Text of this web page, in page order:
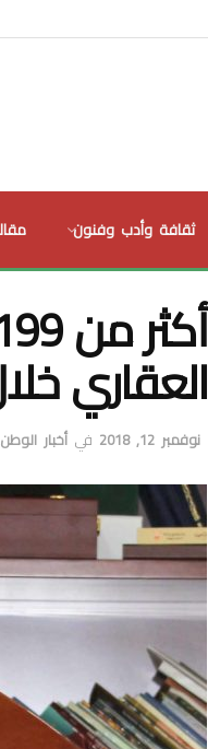
ثقافة وأدب وفنون
العقاري
نوفمبر 12, 2018 في أخبار الوطن